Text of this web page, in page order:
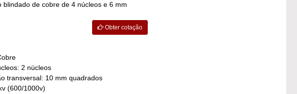
blindado de cobre de 4 núcleos e 6 mm
Obter cotação
2 núcleos
transversal: 10 mm quadrados
(600/1000v)